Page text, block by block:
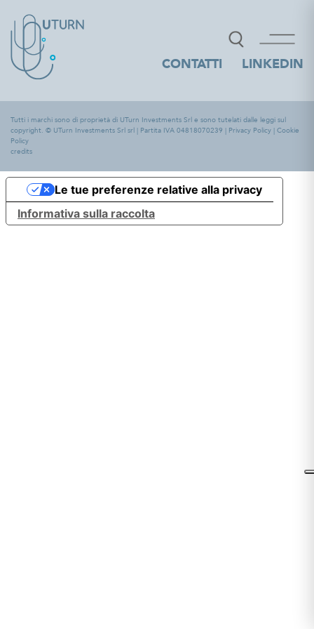
CONTATTI LINKEDIN
Tutti i marchi sono di proprietà di UTurn Investments Srl e sono tutelati dalle leggi sul
copyright. © UTurn Investments Srl srl | Partita IVA 04818070239 | Privacy Policy | Cookie
Policy
credits
Informativa sulla raccolta
Le tue preferenze relative alla privacy